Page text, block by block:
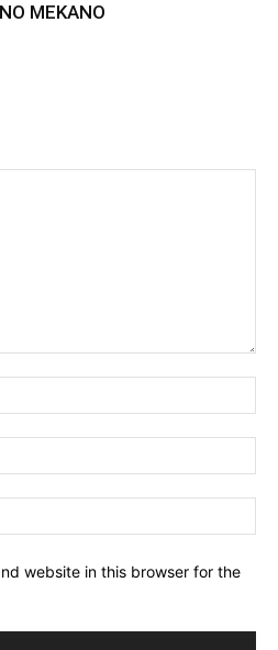
MEKANO
website in this browser for the